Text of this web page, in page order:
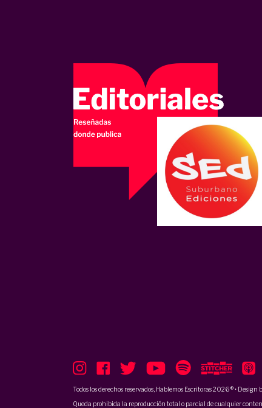
Todos los derechos reservados, Hablemos Escritoras 2026 ® • Design
Queda prohibida la reproducción total o parcial de cualquier